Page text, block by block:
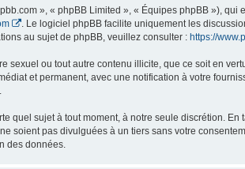
», « phpBB Limited », « Équipes phpBB »), qui
. Le logiciel phpBB facilite uniquement les
au sujet de phpBB, veuillez consulter : https://
ou tout autre contenu illicite, que ce soit en
et permanent, avec une notification à votre
quel sujet à tout moment, à notre seule discrétion. En
soient pas divulguées à un tiers sans votre
des données.